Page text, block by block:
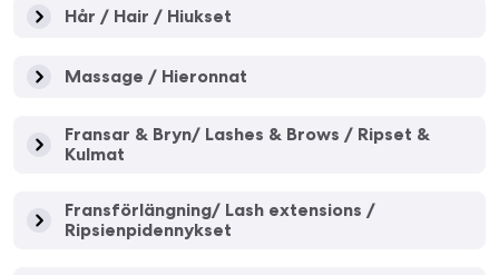
Hår / Hair / Hiukset
Massage / Hieronnat
Fransar & Bryn/ Lashes & Brows / Ripset &
Kulmat
Fransförlängning/ Lash extensions /
Ripsienpidennykset